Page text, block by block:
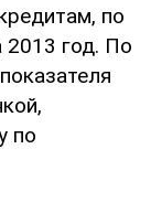
по
2013 год. По
по